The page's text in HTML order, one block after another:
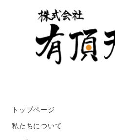
トップページ
私たちについて